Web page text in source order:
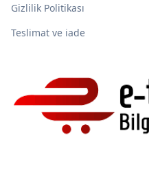
Gizlilik Politikası
Teslimat ve iade